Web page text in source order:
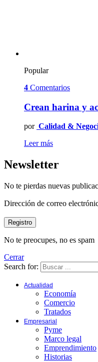
Popular
4 Comentarios
Crean harina y
por Calidad &
Leer más
Newsletter
No te pierdas nuevas
Dirección de correo
No te preocupes, no es spam
Cerrar
Search for:
Actualidad
Economía
Comercio
Tratados
Empresarial
Pyme
Marco legal
Emprendimiento
Historias